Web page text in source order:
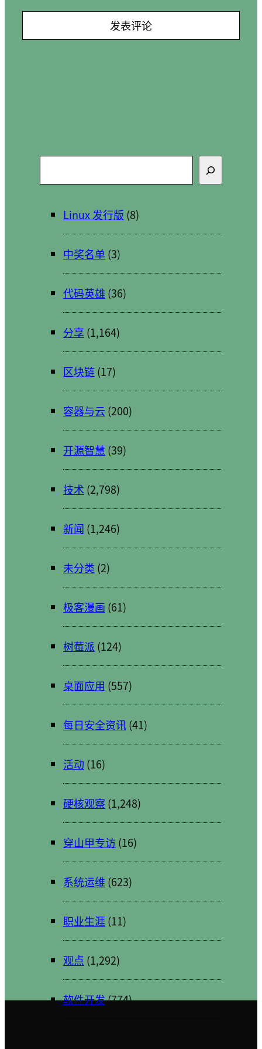
索
Linux 发行版 (8)
中奖名单 (3)
代码英雄 (36)
分享 (1,164)
区块链(17)
容器与云 (200)
开源智慧 (39)
技术 (2,798)
新闻 (1,246)
未分类 (2)
极客漫画 (61)
树莓派 (124)
桌面应用 (557)
每日安全资讯(41)
活动 (16)
硬核观察 (1,248)
穿山甲专访(16)
系统运维 (623)
职业生涯(11)
观点 (1,292)
软件开发(774)